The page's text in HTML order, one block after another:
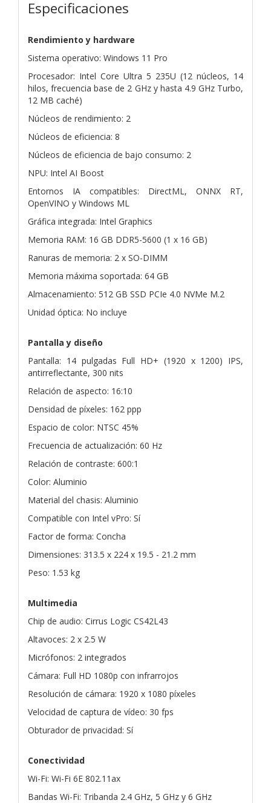
Especificaciones
Rendimiento y hardware
Sistema operativo: Windows 11 Pro
Procesador: Intel Core Ultra 5 235U (12 núcleos, 14
hilos, frecuencia base de 2 GHz y hasta 4.9 GHz Turbo,
12 MB caché)
Núcleos de rendimiento: 2
Núcleos de eficiencia: 8
Núcleos de eficiencia de bajo consumo: 2
NPU: Intel AI Boost
Entornos IA compatibles: DirectML, ONNX RT,
OpenVINO y Windows ML
Gráfica integrada: Intel Graphics
Memoria RAM: 16 GB DDR5-5600 (1 x 16 GB)
Ranuras de memoria: 2 x SO-DIMM
Memoria máxima soportada: 64 GB
Almacenamiento: 512 GB SSD PCIe 4.0 NVMe M.2
Unidad óptica: No incluye
Pantalla y diseño
Pantalla: 14 pulgadas Full HD+ (1920 x 1200) IPS,
antirreflectante, 300 nits
Relación de aspecto: 16:10
Densidad de píxeles: 162 ppp
Espacio de color: NTSC 45%
Frecuencia de actualización: 60 Hz
Relación de contraste: 600:1
Color: Aluminio
Material del chasis: Aluminio
Compatible con Intel vPro: Sí
Factor de forma: Concha
Dimensiones: 313.5 x 224 x 19.5 - 21.2 mm
Peso: 1.53 kg
Multimedia
Chip de audio: Cirrus Logic CS42L43
Altavoces: 2 x 2.5 W
Micrófonos: 2 integrados
Cámara: Full HD 1080p con infrarrojos
Resolución de cámara: 1920 x 1080 píxeles
Velocidad de captura de vídeo: 30 fps
Obturador de privacidad: Sí
Conectividad
Wi-Fi: Wi-Fi 6E 802.11ax
Bandas Wi-Fi: Tribanda 2.4 GHz, 5 GHz y 6 GHz